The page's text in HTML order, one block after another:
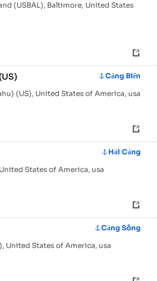
(USBAL), Baltimore, United States
Cảng Biển
(US), United States of America, usa
Hải Cảng
States of America, usa
Cảng Sông
United States of America, usa